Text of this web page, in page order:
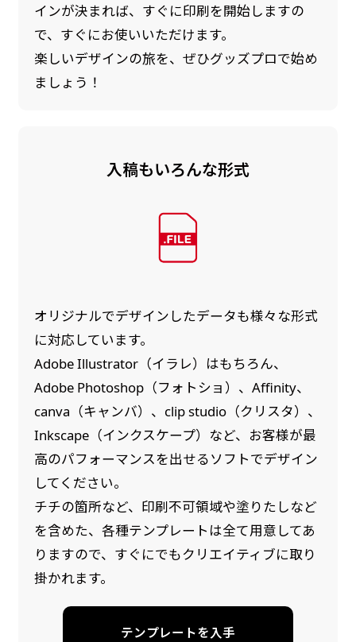
インが決まれば、すぐに印刷を開始しますの
で、すぐにお使いいただけます。
楽しいデザインの旅を、ぜひグッズプロで始め
ましょう！
入稿もいろんな形式
オリジナルでデザインしたデータも様々な形式
に対応しています。
Adobe Illustrator（イラレ）はもちろん、
Adobe Photoshop（フォトショ）、Affinity、
canva（キャンバ）、clip studio（クリスタ）、
Inkscape（インクスケープ）など、お客様が最
高のパフォーマンスを出せるソフトでデザイン
してください。
チチの箇所など、印刷不可領域や塗りたしなど
を含めた、各種テンプレートは全て用意してあ
りますので、すぐにでもクリエイティブに取り
掛かれます。
テンプレートを入手